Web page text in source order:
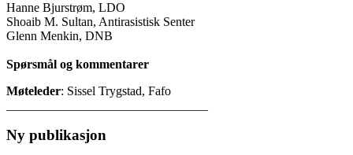
Hanne Bjurstrøm, LDO
Shoaib M. Sultan, Antirasistisk Senter
Glenn Menkin, DNB
Spørsmål og kommentarer
Møteleder: Sissel Trygstad, Fafo
Ny publikasjon